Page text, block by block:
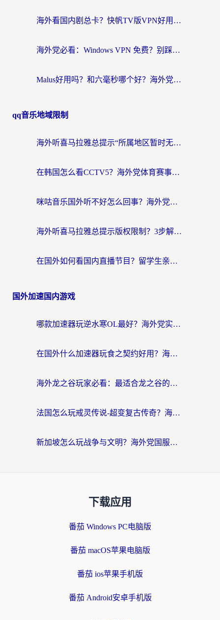
海外看国内剧总卡？快帆TV版VPN好用吗？和快滚VPN对比哪个回国效果更好？
海外党必看：Windows VPN 免费？别踩坑！教你选对好用的国内加速器无缝回国
Malus好用吗？和六毫秒哪个好？海外党选回国加速器的避坑指南
qq音乐地域限制
海外听喜马拉雅总提示“所属地区暂时无版权”？这个限制解除方法亲测有效！
在韩国怎么看CCTV5？海外党体育赛事+中文解说观看终极指南
咪咕音乐国外听不好怎么回事？海外党听歌自由的终极解决方案来了
海外听喜马拉雅总提示版权限制？3步解决+2个音乐平台问题全攻略
在国外如何看国内直播节目？留学生亲测有效的追剧加速指南
国外加速国内游戏
哪款加速器玩逆水寒OL最好？海外党实测后的终极选择指南
在国外什么加速器玩食之契约好用？海外党亲测有效的国服游戏加速指南
海外龙之谷玩家必看：最适合龙之谷的加速器，解决延迟卡顿还能畅玩幻书启示录和梦幻西游？
法国怎么玩戒灵传说-超变复古传奇？海外玩家国服游戏加速终极指南
新加坡怎么玩战争与文明？海外党国服游戏加速器终极避坑指南
下载应用
番茄 Windows PC电脑版
番茄 macOS苹果电脑版
番茄 ios苹果手机版
番茄 Android安卓手机版